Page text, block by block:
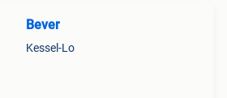
Bever
Kessel-Lo